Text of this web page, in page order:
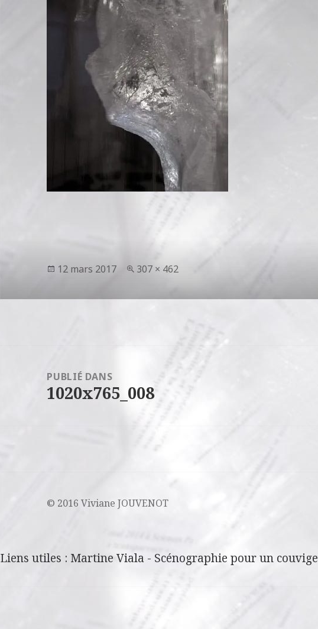
Publié
12 mars 2017
Taille
307 × 462
l’article
PUBLIÉ DANS
1020x765_008
© 2016 Viviane JOUVENOT
Liens utiles : Martine Viala - Scénographie pour un couvige